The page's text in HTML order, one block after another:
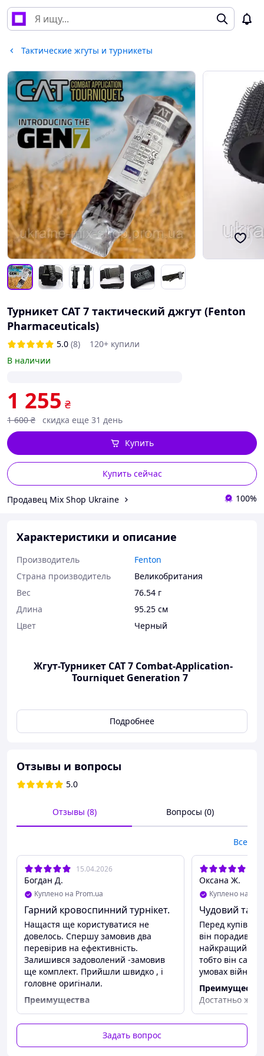
Тактические жгуты и турникеты
Турникет CAT 7 тактический джгут (Fenton
Pharmaceuticals)
5.0 (8)
120+ купили
В наличии
1 255 ₴
1 600 ₴ скидка еще 31 день
Купить сейчас
Купить
Продавец Mix Shop Ukraine 100%
Характеристики и описание
Производитель
Fenton
Страна производитель
Великобритания
Вес
76.54 г
Длина
95.25 см
Цвет
Черный
Жгут-Турникет CAT 7 Combat-Application-
Tourniquet Generation 7
Fenton Pharmaceuticals- изготовлено
Основные характеристики
официальный жгут армии США
Доказанная Институтом хирургических
исследований армии США 100% эффективность в
окклюзии кровотока как в верхних, так и в
нижних конечностях
Габаритные размеры:
В упаковке: Д 16 см x Ш 6,096 см x Г 3.8 см
Открытая длина: 95.25 см.
Вес: 76,54 г.
Особые Возможности:
Награжден как одно из «10 величайших
Подробнее
Отзывы и вопросы
5.0
Отзывы (8) Вопросы (0)
Все
15.04.2026
Богдан Д.
Куплено на Prom.ua
Гарний кровоспинний турнікет.
Нащастя ще користуватися не
довелось. Спершу замовив два
перевірив на ефективність.
Залишився задоволений -замовив
ще комплект. Прийшли швидко , і
головне оригінали.
Преимущества
Все
Недостатки
Оксана Ж.
Куплено на
Чудовий
Перед
він порадив
найкращий
тобто він саме
умовах війни
Преимущества
Достатньо
Задать вопрос